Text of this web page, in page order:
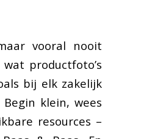
vooral nooit
productfoto’s
bij elk zakelijk
klein, wees
resources –